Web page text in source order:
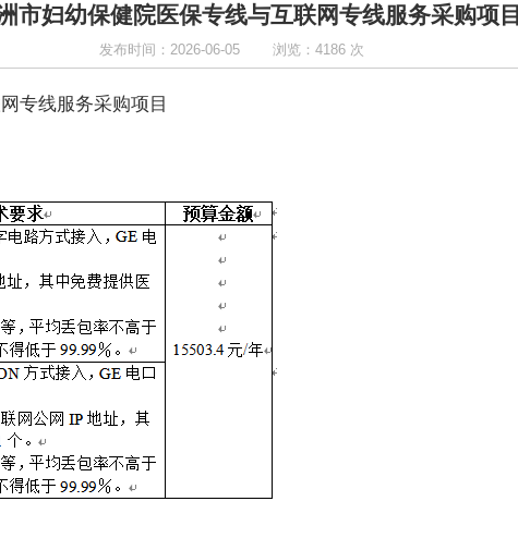
市妇幼保健院医保专线与互联网专线服务采购项目
发布时间：2026-06-05 浏览：4186 次
专线服务采购项目